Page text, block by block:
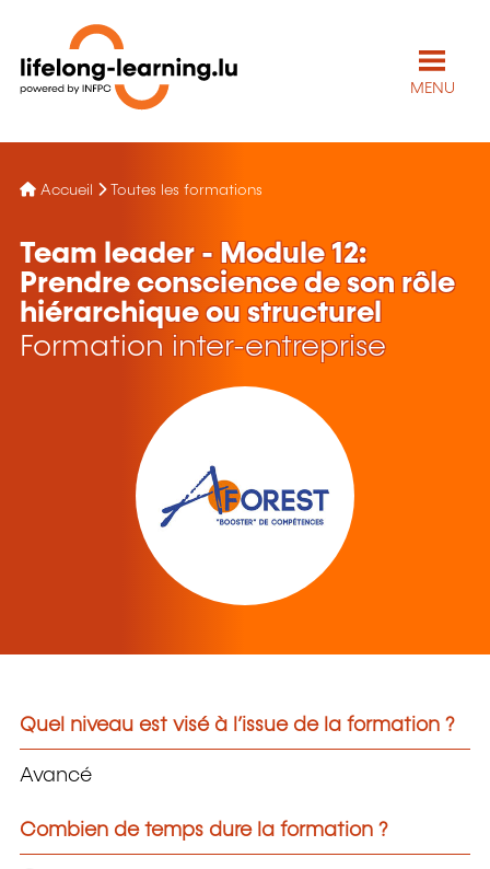
MENU
Accueil Toutes les formations
Team leader - Module 12:
Prendre conscience de son rôle
hiérarchique ou structurel
Formation inter-entreprise
Quel niveau est visé à l’issue de la formation ?
Avancé
Combien de temps dure la formation ?